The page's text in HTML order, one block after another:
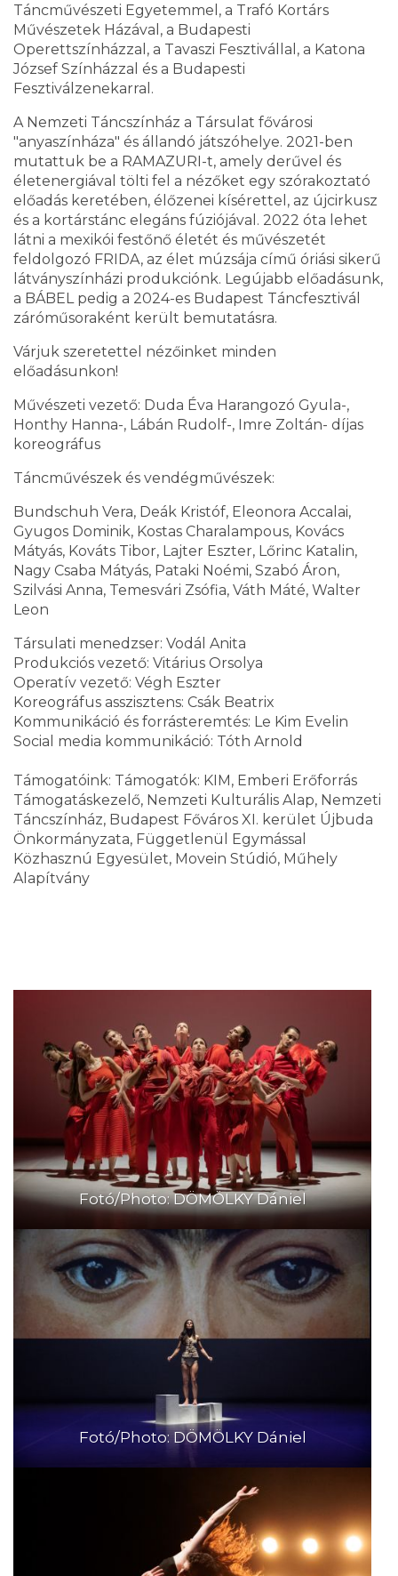
Táncművészeti Egyetemmel, a Trafó Kortárs
Művészetek Házával, a Budapesti
Operettszínházzal, a Tavaszi Fesztivállal, a Katona
József Színházzal és a Budapesti
Fesztiválzenekarral.
A Nemzeti Táncszínház a Társulat fővárosi
"anyaszínháza" és állandó játszóhelye. 2021-ben
mutattuk be a RAMAZURI-t, amely derűvel és
életenergiával tölti fel a nézőket egy szórakoztató
előadás keretében, élőzenei kísérettel, az újcirkusz
és a kortárstánc elegáns fúziójával. 2022 óta lehet
látni a mexikói festőnő életét és művészetét
feldolgozó FRIDA, az élet múzsája című óriási sikerű
látványszínházi produkciónk. Legújabb előadásunk,
a BÁBEL pedig a 2024-es Budapest Táncfesztivál
záróműsoraként került bemutatásra.
Várjuk szeretettel nézőinket minden
előadásunkon!
Művészeti vezető: Duda Éva Harangozó Gyula-,
Honthy Hanna-, Lábán Rudolf-, Imre Zoltán- díjas
koreográfus
Táncművészek és vendégművészek:
Bundschuh Vera, Deák Kristóf, Eleonora Accalai,
Gyugos Dominik, Kostas Charalampous, Kovács
Mátyás, Kováts Tibor, Lajter Eszter, Lőrinc Katalin,
Nagy Csaba Mátyás, Pataki Noémi, Szabó Áron,
Szilvási Anna, Temesvári Zsófia, Váth Máté, Walter
Leon
Társulati menedzser: Vodál Anita
Produkciós vezető: Vitárius Orsolya
Operatív vezető: Végh Eszter
Koreográfus asszisztens: Csák Beatrix
Kommunikáció és forrásteremtés: Le Kim Evelin
Social media kommunikáció: Tóth Arnold
Támogatóink: Támogatók: KIM, Emberi Erőforrás
Támogatáskezelő, Nemzeti Kulturális Alap, Nemzeti
Táncszínház, Budapest Főváros XI. kerület Újbuda
Önkormányzata, Függetlenül Egymással
Közhasznú Egyesület, Movein Stúdió, Műhely
Alapítvány
Fotó/Photo: DÖMÖLKY Dániel
Fotó/Photo: DÖMÖLKY Dániel